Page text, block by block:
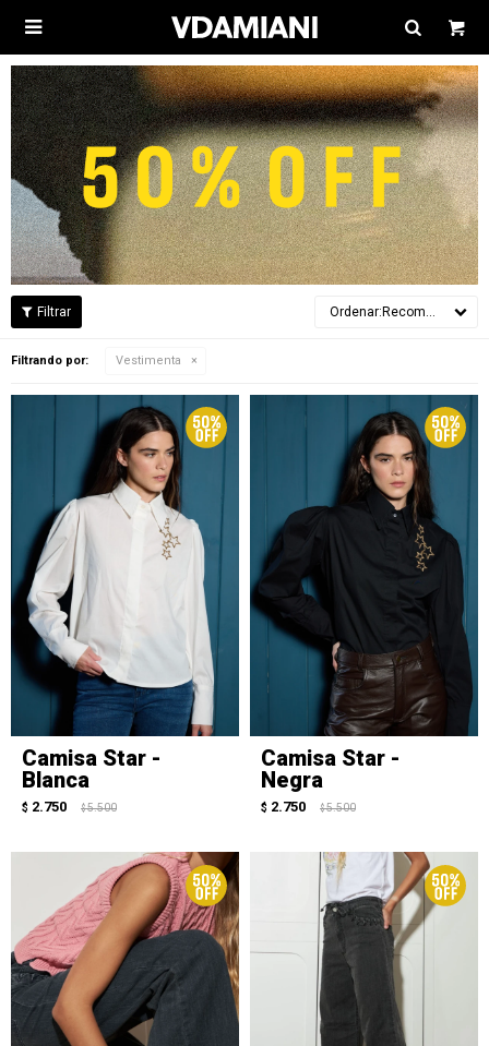

Recomendados
Filtrando por: Vestimenta
Camisa Star -
Blanca
$ 2.750 $ 5.500
Camisa Star -
Negra
$ 2.750 $ 5.500